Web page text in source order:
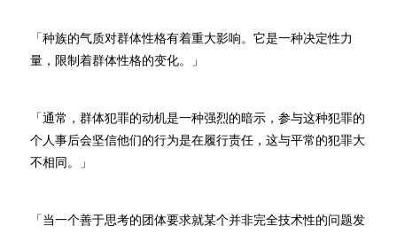
「种族的气质对群体性格有着重大影响。它是一种决定性力
量，限制着群体性格的变化。」
「通常，群体犯罪的动机是一种强烈的暗示，参与这种犯罪的
个人事后会坚信他们的行为是在履行责任，这与平常的犯罪大
不相同。」
「当一个善于思考的团体要求就某个并非完全技术性的问题发